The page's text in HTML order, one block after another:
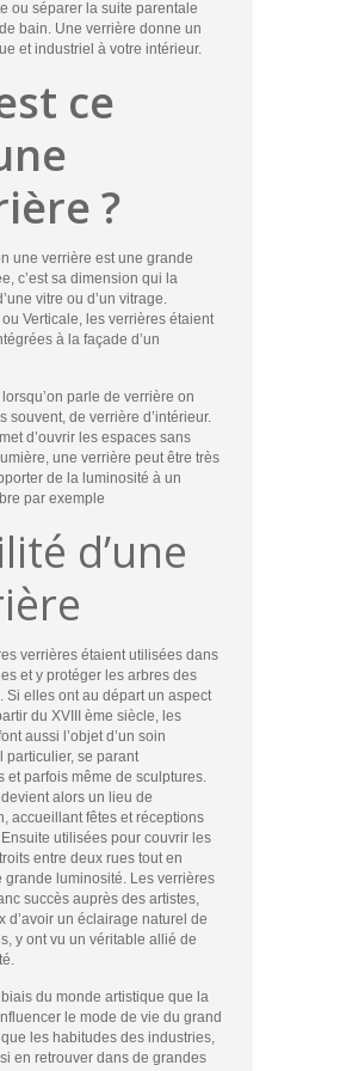
ou séparer la suite parentale
bain. Une verrière donne un
et industriel à votre intérieur.
ce
?
une verrière est une grande
c’est sa dimension qui la
vitre ou d’un vitrage.
Verticale, les verrières étaient
à la façade d’un
parle de verrière on
souvent, de verrière d’intérieur.
d’ouvrir les espaces sans
une verrière peut être très
de la luminosité à un
par exemple
d’une
verrières étaient utilisées dans
et y protéger les arbres des
Si elles ont au départ un aspect
du XVIII ème siècle, les
aussi l’objet d’un soin
particulier, se parant
et parfois même de sculptures.
devient alors un lieu de
accueillant fêtes et réceptions
utilisées pour couvrir les
entre deux rues tout en
grande luminosité. Les verrières
succès auprès des artistes,
d’avoir un éclairage naturel de
y ont vu un véritable allié de
biais du monde artistique que la
le mode de vie du grand
les habitudes des industries,
en retrouver dans de grandes